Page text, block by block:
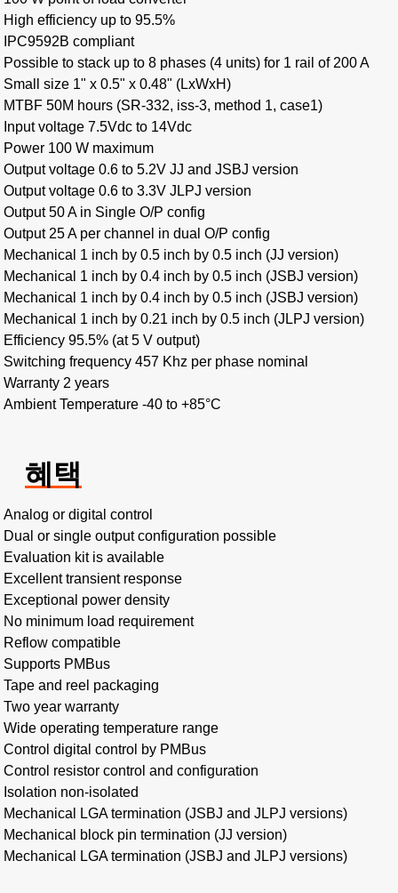
High efficiency up to 95.5%
IPC9592B compliant
Possible to stack up to 8 phases (4 units) for 1 rail of 200 A
Small size 1" x 0.5" x 0.48" (LxWxH)
MTBF 50M hours (SR-332, iss-3, method 1, case1)
Input voltage 7.5Vdc to 14Vdc
Power 100 W maximum
Output voltage 0.6 to 5.2V JJ and JSBJ version
Output voltage 0.6 to 3.3V JLPJ version
Output 50 A in Single O/P config
Output 25 A per channel in dual O/P config
Mechanical 1 inch by 0.5 inch by 0.5 inch (JJ version)
Mechanical 1 inch by 0.4 inch by 0.5 inch (JSBJ version)
Mechanical 1 inch by 0.4 inch by 0.5 inch (JSBJ version)
Mechanical 1 inch by 0.21 inch by 0.5 inch (JLPJ version)
Efficiency 95.5% (at 5 V output)
Switching frequency 457 Khz per phase nominal
Warranty 2 years
Ambient Temperature -40 to +85°C
혜택
Analog or digital control
Dual or single output configuration possible
Evaluation kit is available
Excellent transient response
Exceptional power density
No minimum load requirement
Reflow compatible
Supports PMBus
Tape and reel packaging
Two year warranty
Wide operating temperature range
Control digital control by PMBus
Control resistor control and configuration
Isolation non-isolated
Mechanical LGA termination (JSBJ and JLPJ versions)
Mechanical block pin termination (JJ version)
Mechanical LGA termination (JSBJ and JLPJ versions)